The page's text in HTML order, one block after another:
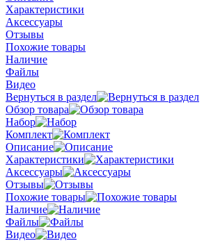
Характеристики
Аксессуары
Отзывы
Похожие товары
Наличие
Файлы
Видео
Вернуться в раздел
Обзор товара
Набор
Комплект
Описание
Характеристики
Аксессуары
Отзывы
Похожие товары
Наличие
Файлы
Видео